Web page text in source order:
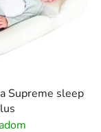
Supreme sleep